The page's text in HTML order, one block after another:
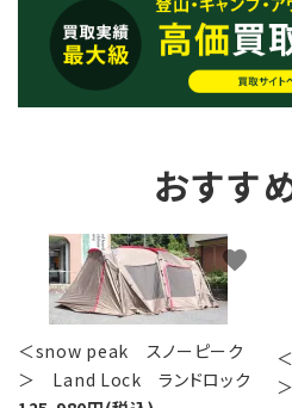
おすす
＜snow peak スノーピーク
＞ Land Lock ランドロック
favorite